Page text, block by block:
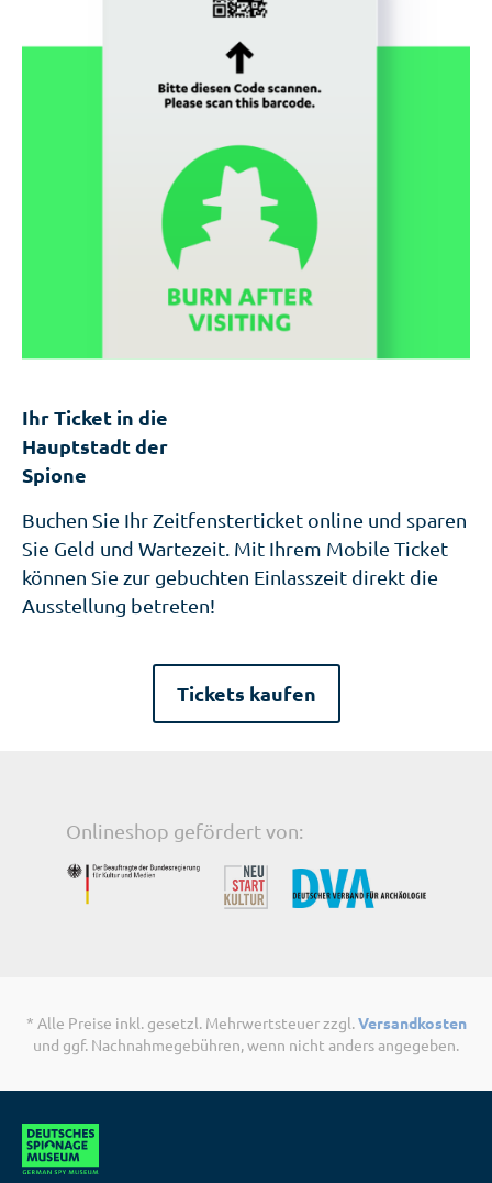
Ihr Ticket in die
Hauptstadt der
Spione
Buchen Sie Ihr Zeitfensterticket online und sparen
Sie Geld und Wartezeit. Mit Ihrem Mobile Ticket
können Sie zur gebuchten Einlasszeit direkt die
Ausstellung betreten!
Tickets kaufen
Onlineshop gefördert von:
* Alle Preise inkl. gesetzl. Mehrwertsteuer zzgl.Versandkosten
und ggf. Nachnahmegebühren, wenn nicht anders angegeben.